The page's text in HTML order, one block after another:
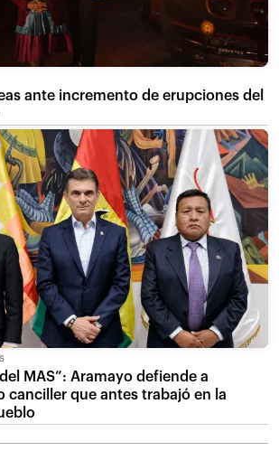
ante incremento de erupciones del
MAS”: Aramayo defiende a
canciller que antes trabajó en la